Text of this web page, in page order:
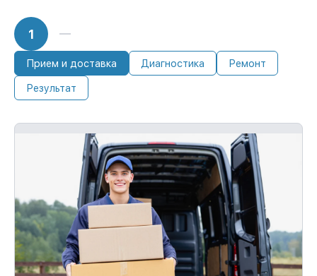
1
Прием и доставка Диагностика Ремонт
Результат